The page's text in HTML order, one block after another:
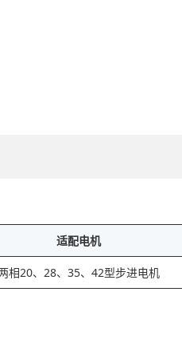
适配电机
相20、28、35、42型步进电机